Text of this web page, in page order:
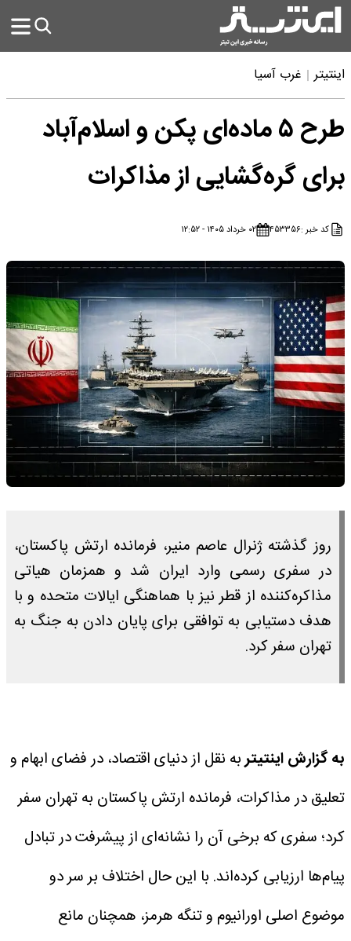
اینتیتر غرب آسیا
طرح ۵ ماده‌ای پکن و اسلام‌آباد
برای گره‌گشایی از مذاکرات
کد خبر :۴۵۳۳۵۶ ۰۲ خرداد ۱۴۰۵ - ۱۲:۵۲
روز گذشته ژنرال عاصم منیر، فرمانده ارتش پاکستان،
در سفری رسمی وارد ایران شد و همزمان هیاتی
مذاکره‌کننده از قطر نیز با هماهنگی ایالات متحده و با
هدف دستیابی به توافقی برای پایان دادن به جنگ به
تهران سفر کرد.
به گزارش اینتیتربه نقل از دنیای اقتصاد، در فضای ابهام و
تعلیق در مذاکرات، فرمانده ارتش پاکستان به تهران سفر
کرد؛ سفری که برخی آن را نشانه‌ای از پیشرفت در تبادل
پیام‌ها ارزیابی کرده‌اند. با این حال اختلاف بر سر دو
موضوع اصلی اورانیوم و تنگه هرمز، همچنان مانع